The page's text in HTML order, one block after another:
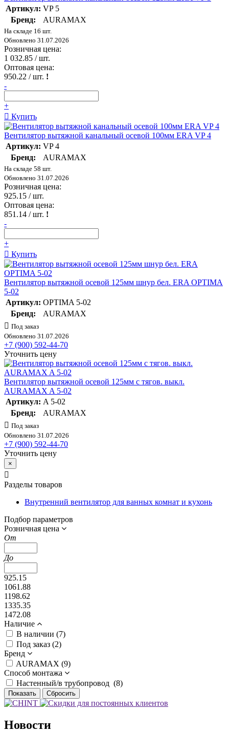
Артикул: VP 5
Бренд:
AURAMAX
На складе 16 шт.
Обновлено 31.07.2026
Розничная цена:
1 032.85 / шт.
Оптовая цена:
950.22 / шт. !
-
+
Купить
Вентилятор вытяжной канальный осевой 100мм ERA VP 4
Артикул: VP 4
Бренд:
AURAMAX
На складе 58 шт.
Обновлено 31.07.2026
Розничная цена:
925.15 / шт.
Оптовая цена:
851.14 / шт. !
-
+
Купить
Вентилятор вытяжной осевой 125мм шнур бел. ERA OPTIMA
5-02
Артикул: OPTIMA 5-02
Бренд:
AURAMAX
Под заказ
Обновлено 31.07.2026
+7 (900) 592-44-70
Уточнить цену
Вентилятор вытяжной осевой 125мм с тягов. выкл.
AURAMAX A 5-02
Артикул: A 5-02
Бренд:
AURAMAX
Под заказ
Обновлено 31.07.2026
+7 (900) 592-44-70
Уточнить цену
×
Разделы товаров
Внутренний вентилятор для ванных комнат и кухонь
Подбор параметров
Розничная цена
От
До
925.15
1061.88
1198.62
1335.35
1472.08
Наличие
В наличии (7)
Под заказ (2)
Бренд
AURAMAX (9)
Способ монтажа
Настенный/в трубопровод (8)
Новости